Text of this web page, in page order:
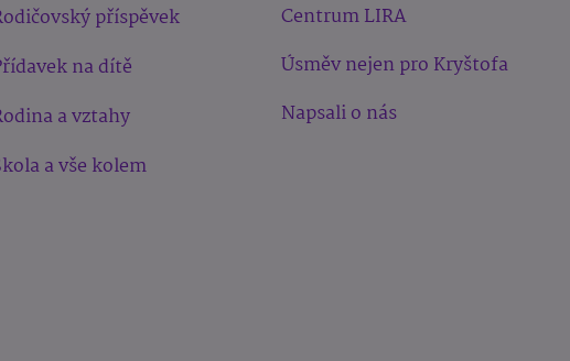
příspěvek
na dítě
a vztahy
a vše kolem
Centrum LIRA
Úsměv nejen pro Kryštofa
Napsali o nás